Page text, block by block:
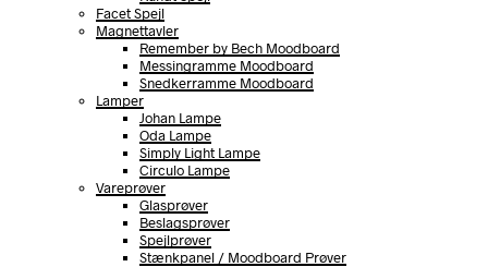
Facet Spejl
Magnettavler
Remember by Bech Moodboard
Messingramme Moodboard
Snedkerramme Moodboard
Lamper
Johan Lampe
Oda Lampe
Simply Light Lampe
Circulo Lampe
Vareprøver
Glasprøver
Beslagsprøver
Spejlprøver
Stænkpanel / Moodboard Prøver